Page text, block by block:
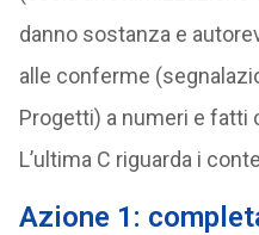
danno sostanza e
alle conferme
Progetti) a numeri e fatti
L’ultima C riguarda i
Azione 1: